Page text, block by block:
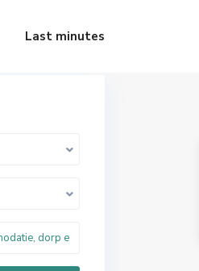
Last minutes